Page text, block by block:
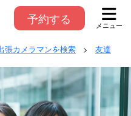
予約する メニュー
張カメラマンを検索 > 友達